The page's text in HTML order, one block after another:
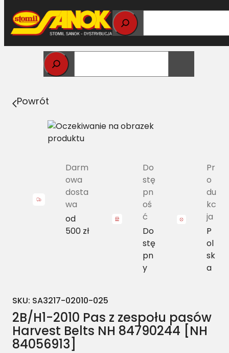
Przejdź
do
treści
Strona główna>
Harvest Belts NH 84790244 [NH 84056913]
Powrót
Darm
owa
dosta
wa
od
500 zł
Do
stę
pn
oś
ć
Do
stę
pn
y
Pr
o
du
kc
ja
P
ol
sk
a
SKU: SA3217-02010-025
2B/H1-2010 Pas z zespołu pasów
Harvest Belts NH 84790244 [NH
84056913]